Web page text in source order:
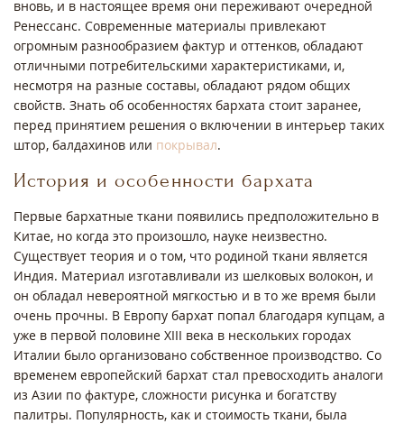
вновь, и в настоящее время они переживают очередной
Ренессанс. Современные материалы привлекают
огромным разнообразием фактур и оттенков, обладают
отличными потребительскими характеристиками, и,
несмотря на разные составы, обладают рядом общих
свойств. Знать об особенностях бархата стоит заранее,
перед принятием решения о включении в интерьер таких
штор, балдахинов или покрывал.
История и особенности бархата
Первые бархатные ткани появились предположительно в
Китае, но когда это произошло, науке неизвестно.
Существует теория и о том, что родиной ткани является
Индия. Материал изготавливали из шелковых волокон, и
он обладал невероятной мягкостью и в то же время были
очень прочны. В Европу бархат попал благодаря купцам, а
уже в первой половине XIII века в нескольких городах
Италии было организовано собственное производство. Со
временем европейский бархат стал превосходить аналоги
из Азии по фактуре, сложности рисунка и богатству
палитры. Популярность, как и стоимость ткани, была